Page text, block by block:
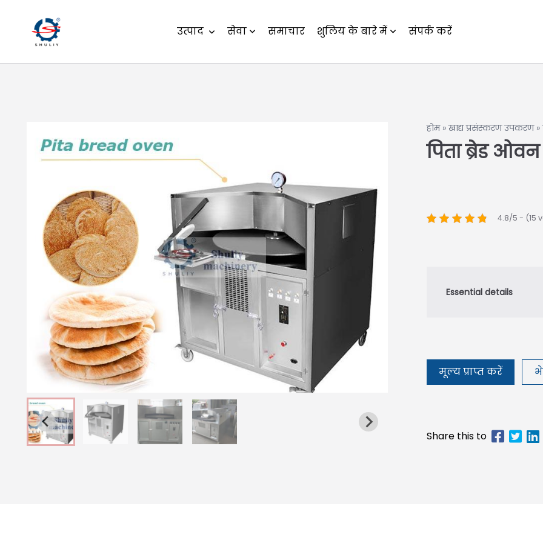
उत्पाद सेवा समाचार शुलिय के बारे में संपर्क करें
होम»खाद्य प्रसंस्करण उपकरण»
पिता ब्रेड ओवन
4.8/5 - (15
मूल्य प्राप्त करें